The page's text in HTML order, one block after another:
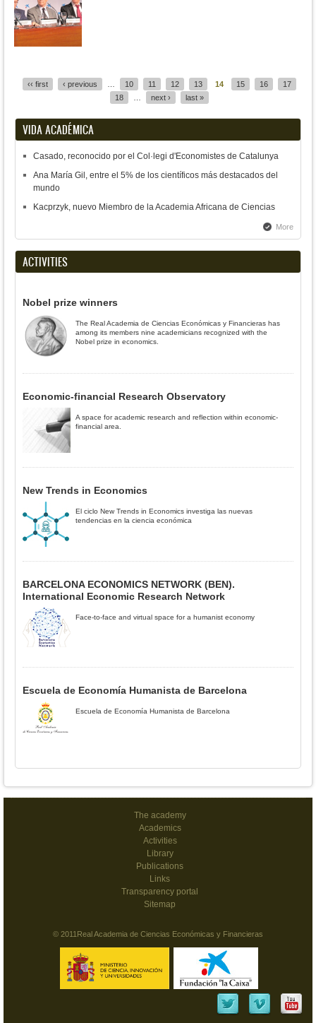
‹‹ first ‹ previous 10 11 12 13 14 15 16
17
18
next › last »
VIDA ACADÉMICA
Casado, reconocido por el Col·legi d'Economistes de Catalunya
Ana María Gil, entre el 5% de los científicos más destacados del
mundo
Kacprzyk, nuevo Miembro de la Academia Africana de Ciencias
More
ACTIVITIES
Nobel prize winners
The Real Academia de Ciencias Económicas y Financieras has
among its members nine academicians recognized with the
Nobel prize in economics.
Economic-financial Research Observatory
A space for academic research and reflection within economic-
financial area.
New Trends in Economics
El ciclo New Trends in Economics investiga las nuevas
tendencias en la ciencia económica
BARCELONA ECONOMICS NETWORK (BEN).
International Economic Research Network
Face-to-face and virtual space for a humanist economy
Escuela de Economía Humanista de Barcelona
Escuela de Economía Humanista de Barcelona
The academy
Academics
Activities
Library
Publications
Links
Transparency portal
Sitemap
© 2011Real Academia de Ciencias Económicas y Financieras